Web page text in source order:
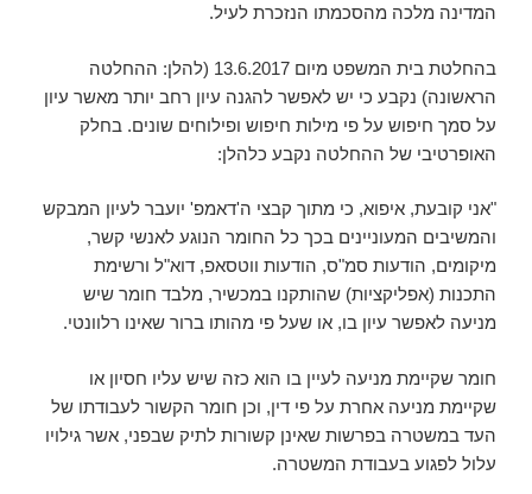
המדינה מלכה מהסכמתו הנזכרת לעיל.
בהחלטת בית המשפט מיום 13.6.2017 (להלן: ההחלטה
הראשונה) נקבע כי יש לאפשר להגנה עיון רחב יותר מאשר עיון
על סמך חיפוש על פי מילות חיפוש ופילוחים שונים. בחלק
האופרטיבי של ההחלטה נקבע כלהלן:
"אני קובעת, איפוא, כי מתוך קבצי ה'דאמפ' יועבר לעיון המבקש
והמשיבים המעוניינים בכך כל החומר הנוגע לאנשי קשר,
מיקומים, הודעות סמ"ס, הודעות ווטסאפ, דוא"ל ורשימת
התכנות (אפליקציות) שהותקנו במכשיר, מלבד חומר שיש
מניעה לאפשר עיון בו, או שעל פי מהותו ברור שאינו רלוונטי.
חומר שקיימת מניעה לעיין בו הוא כזה שיש עליו חסיון או
שקיימת מניעה אחרת על פי דין, וכן חומר הקשור לעבודתו של
העד במשטרה בפרשות שאינן קשורות לתיק שבפני, אשר גילויו
עלול לפגוע בעבודת המשטרה.